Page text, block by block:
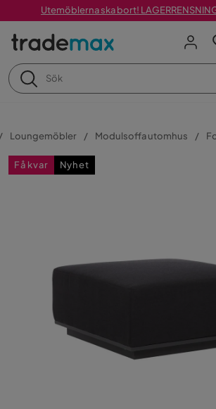
Utemöblerna ska bort!
Loungemöbler Modulsoffa utomhus
Få kvar Nyhet